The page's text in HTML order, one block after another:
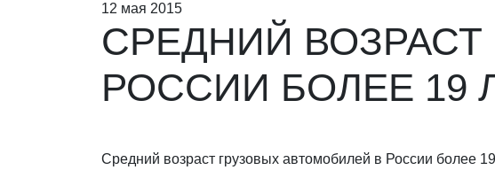
12 мая 2015
СРЕДНИЙ
РОССИИ БОЛЕЕ 19
Средний возраст грузовых автомобилей в России более 19